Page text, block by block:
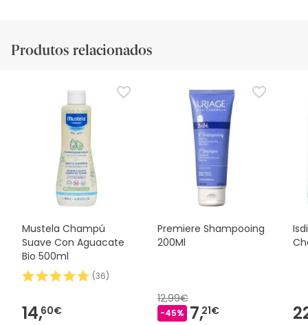
Produtos relacionados
Mustela Champú
Suave Con Aguacate
Bio 500ml
(36)
14,60€
Premiere Shampooing
200Ml
12,99€
-45% 7,21€